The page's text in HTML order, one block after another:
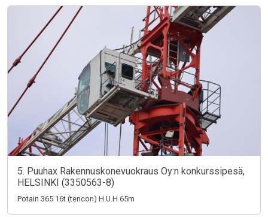
5. Puuhax Rakennuskonevuokraus Oy:n konkurssipesä,
HELSINKI (3350563-8)
Potain 365 16t (tencon) H.U.H 65m